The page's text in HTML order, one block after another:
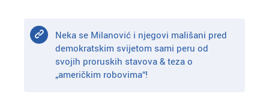
Neka se Milanović i njegovi mališani pred
demokratskim svijetom sami peru od
svojih proruskih stavova & teza o
„američkim robovima“!